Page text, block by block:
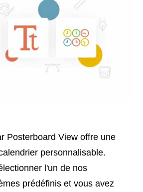
Posterboard View offre une
personnalisable.
l'un de nos
prédéfinis et vous avez